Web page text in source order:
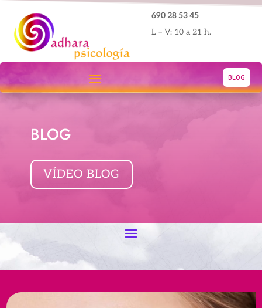
690 28 53 45
L – V: 10 a 21 h.
BLOG
BLOG
VÍDEO BLOG